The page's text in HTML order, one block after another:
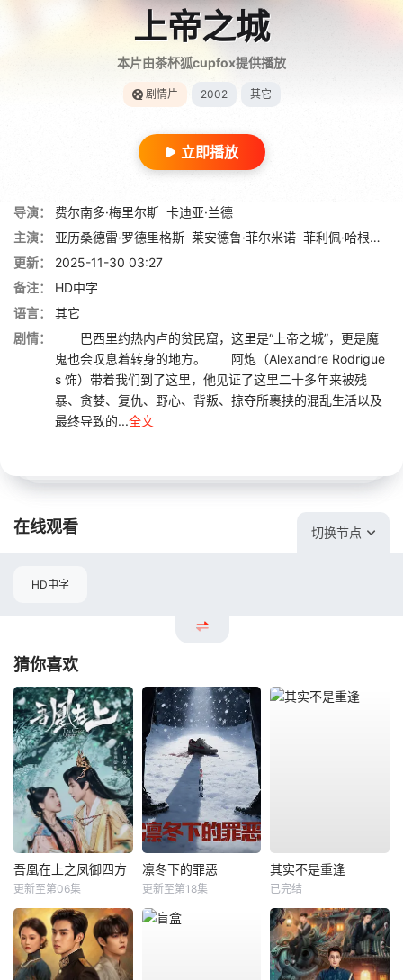
上帝之城
本片由茶杯狐cupfox提供播放
剧情片 2002 其它
立即播放
导演： 费尔南多·梅里尔斯 卡迪亚·兰德
主演：
亚历桑德雷·罗德里格斯 莱安德鲁·菲尔米诺 菲利佩·哈根森
更新：
2025-11-30 03:27
备注：
HD中字
语言：
其它
剧情：
巴西里约热内卢的贫民窟，这里是“上帝之城”，更是魔
鬼也会叹息着转身的地方。 阿炮（Alexandre Rodrigue
s 饰）带着我们到了这里，他见证了这里二十多年来被残
暴、贪婪、复仇、野心、背叛、掠夺所裹挟的混乱生活以及
最终导致的...全文
在线观看 切换节点
HD中字
猜你喜欢
吾凰在上之凤御四方
更新至第06集
凛冬下的罪恶
更新至第18集
其实不是重逢
已完结